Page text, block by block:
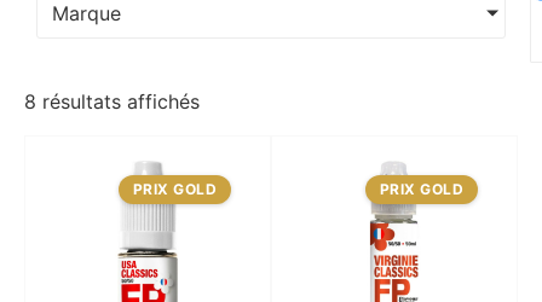
Marque
8 résultats affichés
PRIX GOLD PRIX GOLD